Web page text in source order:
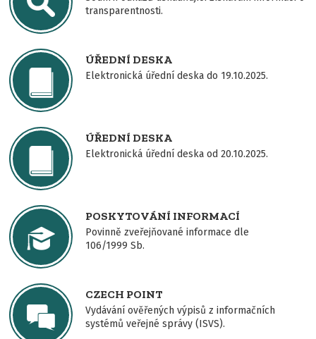
transparentnosti.
ÚŘEDNÍ DESKA
Elektronická úřední deska do 19.10.2025.
ÚŘEDNÍ DESKA
Elektronická úřední deska od 20.10.2025.
POSKYTOVÁNÍ INFORMACÍ
Povinně zveřejňované informace dle
106/1999 Sb.
CZECH POINT
Vydávání ověřených výpisů z informačních
systémů veřejné správy (ISVS).